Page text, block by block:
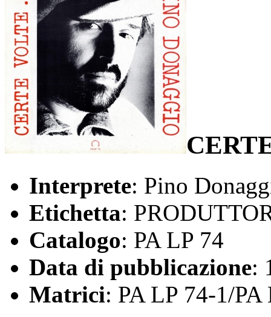
Interprete: Pino
Etichetta:
Catalogo: PA LP 74
Data di pubblicazione:
Matrici: PA LP 74-1/PA